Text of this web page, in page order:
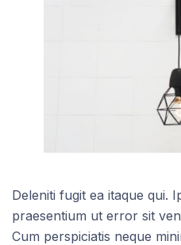
Deleniti fugit ea itaque qui.
praesentium ut error sit
Cum perspiciatis neque